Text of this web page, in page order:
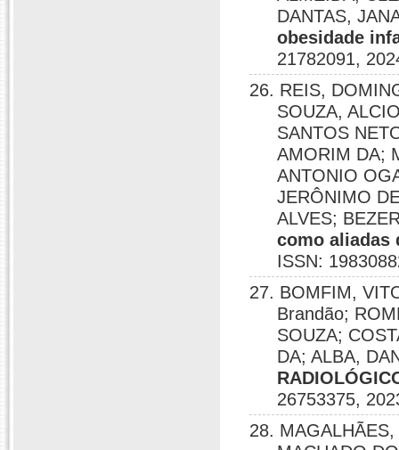
DANTAS,
obesidade
21782091,
26. REIS,
SOUZA,
SANTOS
AMORIM DA;
ANTONIO
JERÔNIMO
ALVES;
como aliadas
ISSN:
27. BOMFIM,
Brandão;
SOUZA;
DA; ALBA,
26753375,
28.